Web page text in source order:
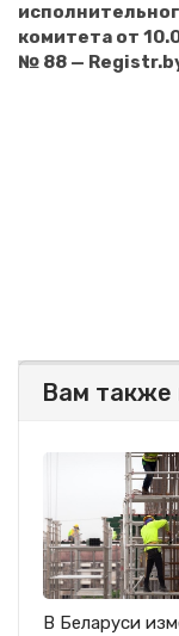
комитета от
№ 88 —
Вам также
В Беларуси